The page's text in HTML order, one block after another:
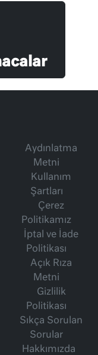
Aydınlatma
Metni
Kullanım
Şartları
Çerez
Politikamız
İptal ve İade
Politikası
Açık Rıza
Metni
Gizlilik
Politikası
Sıkça Sorulan
Sorular
Hakkımızda